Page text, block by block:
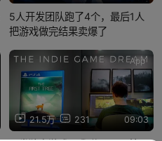
5人开发团队跑了4个，最后1人
把游戏做完结果卖爆了
21.5万 231 09:03
App